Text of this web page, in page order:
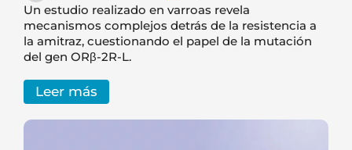
Un estudio realizado en varroas revela
mecanismos complejos detrás de la resistencia a
la amitraz, cuestionando el papel de la mutación
del gen ORβ-2R-L.
Leer más